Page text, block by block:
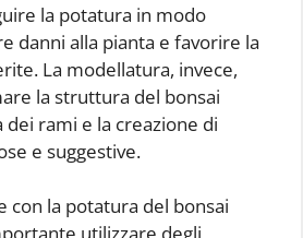
la potatura in modo
danni alla pianta e favorire la
La modellatura, invece,
la struttura del bonsai
rami e la creazione di
e suggestive.
con la potatura del bonsai